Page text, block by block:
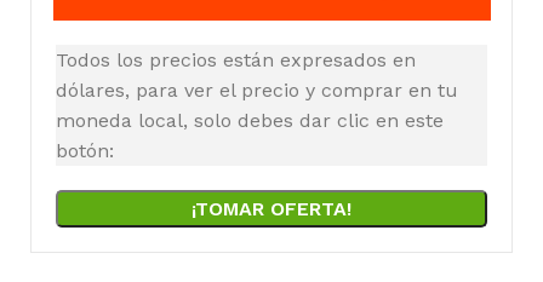
Todos los precios están expresados en
dólares, para ver el precio y comprar en tu
moneda local, solo debes dar clic en este
botón:
¡TOMAR OFERTA!